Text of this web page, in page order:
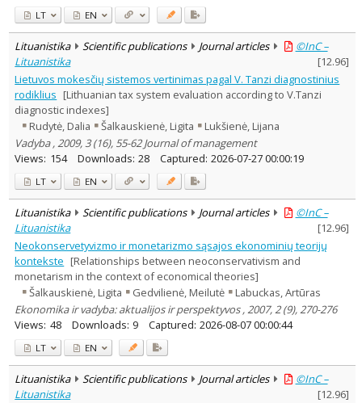
LT EN
Lituanistika Scientific publications Journal articles
©InC –
Lituanistika
[12.96]
Lietuvos mokesčių sistemos vertinimas pagal V. Tanzi diagnostinius
rodiklius [Lithuanian tax system evaluation according to V.Tanzi
diagnostic indexes]
Rudytė, Dalia
Šalkauskienė, Ligita
Lukšienė, Lijana
Vadyba , 2009, 3 (16), 55-62 Journal of management
Views: 154 Downloads: 28 Captured: 2026-07-27 00:00:19
LT EN
Lituanistika Scientific publications Journal articles
©InC –
Lituanistika
[12.96]
Neokonservetyvizmo ir monetarizmo sąsajos ekonominių teorijų
kontekste [Relationships between neoconservativism and
monetarism in the context of economical theories]
Šalkauskienė, Ligita
Gedvilienė, Meilutė
Labuckas, Artūras
Ekonomika ir vadyba: aktualijos ir perspektyvos , 2007, 2 (9), 270-276
Views: 48 Downloads: 9 Captured: 2026-08-07 00:00:44
LT EN
Lituanistika Scientific publications Journal articles
©InC –
Lituanistika
[12.96]